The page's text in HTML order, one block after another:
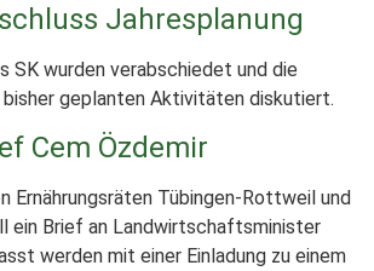
Jahresplanung
SK wurden verabschiedet und die
geplanten Aktivitäten diskutiert.
Özdemir
Ernährungsräten Tübingen-Rottweil und
Brief an Landwirtschaftsminister
werden mit einer Einladung zu einem